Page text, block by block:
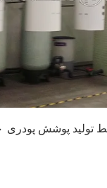
تولید پوشش پودری